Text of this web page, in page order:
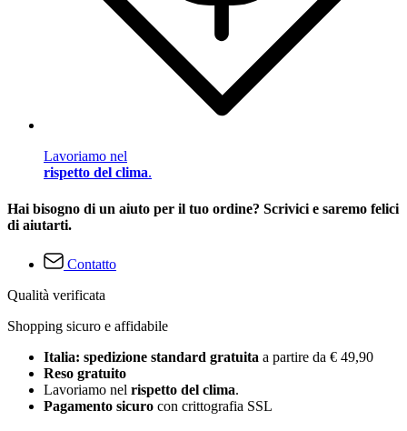
Lavoriamo nel
rispetto del clima.
Hai bisogno di un aiuto per il tuo ordine? Scrivici e saremo felici
di aiutarti.
Contatto
Qualità verificata
Shopping sicuro e affidabile
Italia: spedizione standard gratuita a partire da € 49,90
Reso gratuito
Lavoriamo nel rispetto del clima.
Pagamento sicuro con crittografia SSL